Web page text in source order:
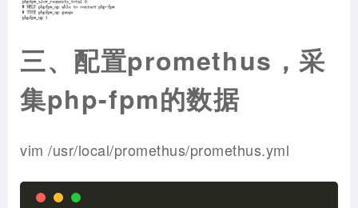
三、配置promethus，采
集php-fpm的数据
vim /usr/local/promethus/promethus.yml